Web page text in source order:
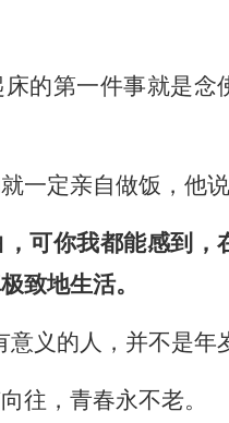
的第一件事就是
一定亲自做饭，他
可你我都能感到
致地生活。
意义的人，并不是
往，青春永不老。